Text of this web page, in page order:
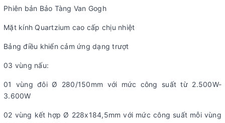
Phiên bản Bảo Tàng Van Gogh
Mặt kính Quartzium cao cấp chịu nhiệt
Bảng điều khiển cảm ứng dạng trượt
03 vùng nấu:
01 vùng đôi Ø 280/150mm với mức công suất từ 2.500W-
3.600W
02 vùng kết hợp Ø 228x184,5mm với mức công suất mỗi vùng